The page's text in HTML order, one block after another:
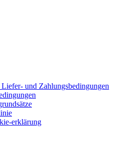
und Zahlungsbedingungen
erklärung